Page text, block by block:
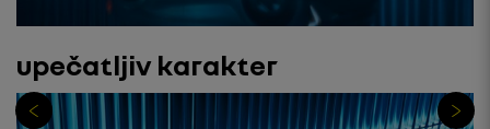
upečatljiv karakter